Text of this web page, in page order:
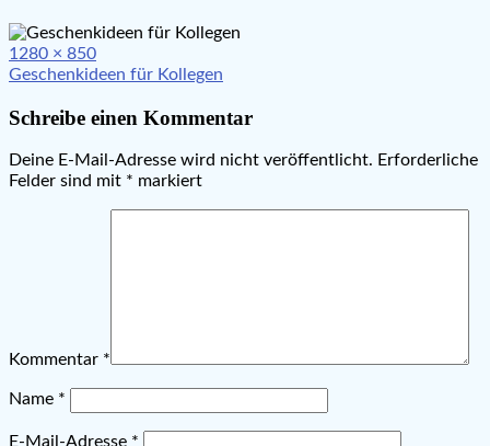
Full
size
1280 × 850
Beitragsnavigation
Geschenkideen für Kollegen
Schreibe einen Kommentar
Deine E-Mail-Adresse wird nicht veröffentlicht. Erforderliche
Felder sind mit * markiert
Kommentar *
Name *
E-Mail-Adresse *